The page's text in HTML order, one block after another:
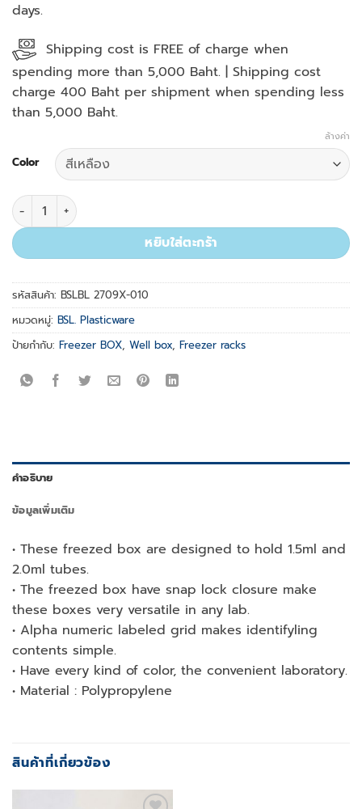
days.
Shipping cost is FREE of charge when
spending more than 5,000 Baht. | Shipping cost
charge 400 Baht per shipment when spending less
than 5,000 Baht.
Color
ล้างค่า
จำนวน 100 Place Freezer BOX, Assorted colors (Yellow,
หยิบใส่ตะกร้า
รหัสสินค้า: BSLBL 2709X-010
หมวดหมู่: BSL. Plasticware
ป้ายกำกับ: Freezer BOX, Well box, Freezer racks
คำอธิบาย
ข้อมูลเพิ่มเติม
• These freezed box are designed to hold 1.5ml and
2.0ml tubes.
• The freezed box have snap lock closure make
these boxes very versatile in any lab.
• Alpha numeric labeled grid makes identifyling
contents simple.
• Have every kind of color, the convenient laboratory.
• Material : Polypropylene
สินค้าที่เกี่ยวข้อง